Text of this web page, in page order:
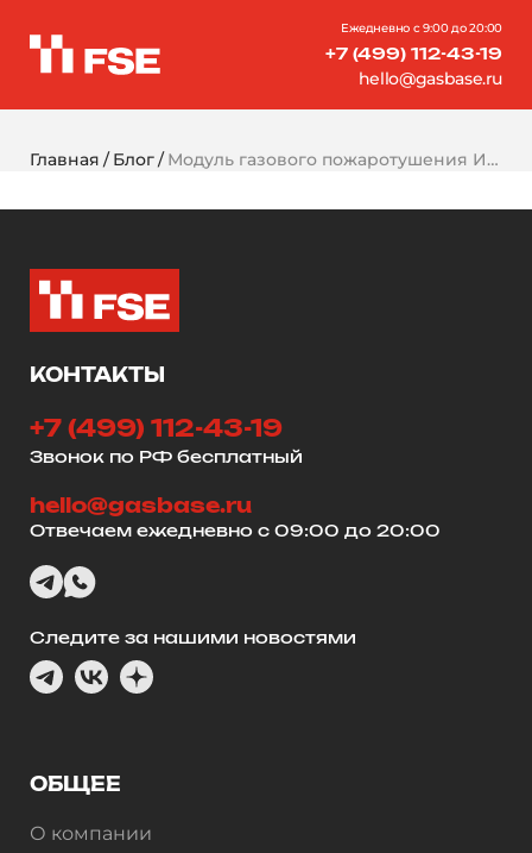
Ежедневно с 9:00 до 20:00
+7 (499) 112-43-19
hello@gasbase.ru
Главная Блог Модуль газового пожаротушения Импульс: особенности и преимущества
ОБЩЕЕ
О компании
КОНТАКТЫ
+7 (499) 112-43-19
Звонок по РФ бесплатный
hello@gasbase.ru
Отвечаем ежедневно с 09:00 до 20:00
Следите за нашими новостями